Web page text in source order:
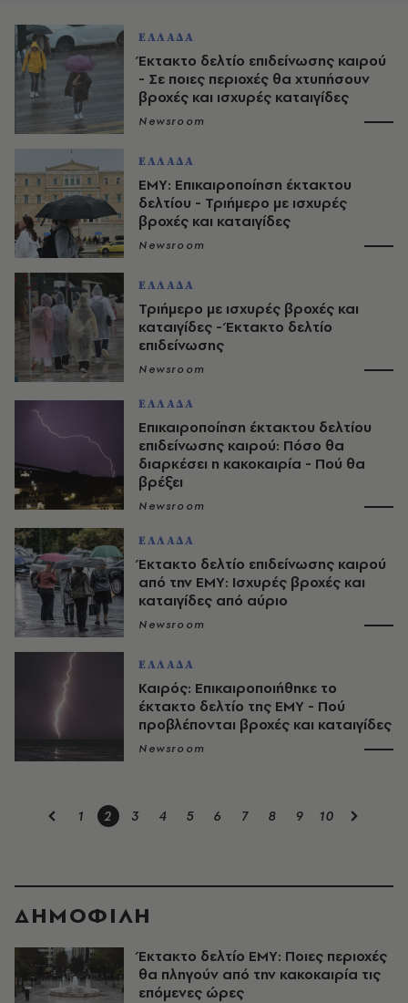
ΕΛΛΑΔΑ
Έκτακτο δελτίο επιδείνωσης καιρού
- Σε ποιες περιοχές θα χτυπήσουν
βροχές και ισχυρές καταιγίδες
Newsroom
ΕΛΛΑΔΑ
ΕΜΥ: Επικαιροποίηση έκτακτου
δελτίου - Τριήμερο με ισχυρές
βροχές και καταιγίδες
Newsroom
ΕΛΛΑΔΑ
Τριήμερο με ισχυρές βροχές και
καταιγίδες - Έκτακτο δελτίο
επιδείνωσης
Newsroom
ΕΛΛΑΔΑ
Επικαιροποίηση έκτακτου δελτίου
επιδείνωσης καιρού: Πόσο θα
διαρκέσει η κακοκαιρία - Πού θα
βρέξει
Newsroom
ΕΛΛΑΔΑ
Έκτακτο δελτίο επιδείνωσης καιρού
από την ΕΜΥ: Ισχυρές βροχές και
καταιγίδες από αύριο
Newsroom
ΕΛΛΑΔΑ
Καιρός: Επικαιροποιήθηκε το
έκτακτο δελτίο της ΕΜΥ - Πού
προβλέπονται βροχές και καταιγίδες
Newsroom
1 2 3 4 5 6 7 8 9 10
ΔΗΜΟΦΙΛΗ
Έκτακτο δελτίο ΕΜΥ: Ποιες περιοχές
θα πληγούν από την κακοκαιρία τις
επόμενες ώρες